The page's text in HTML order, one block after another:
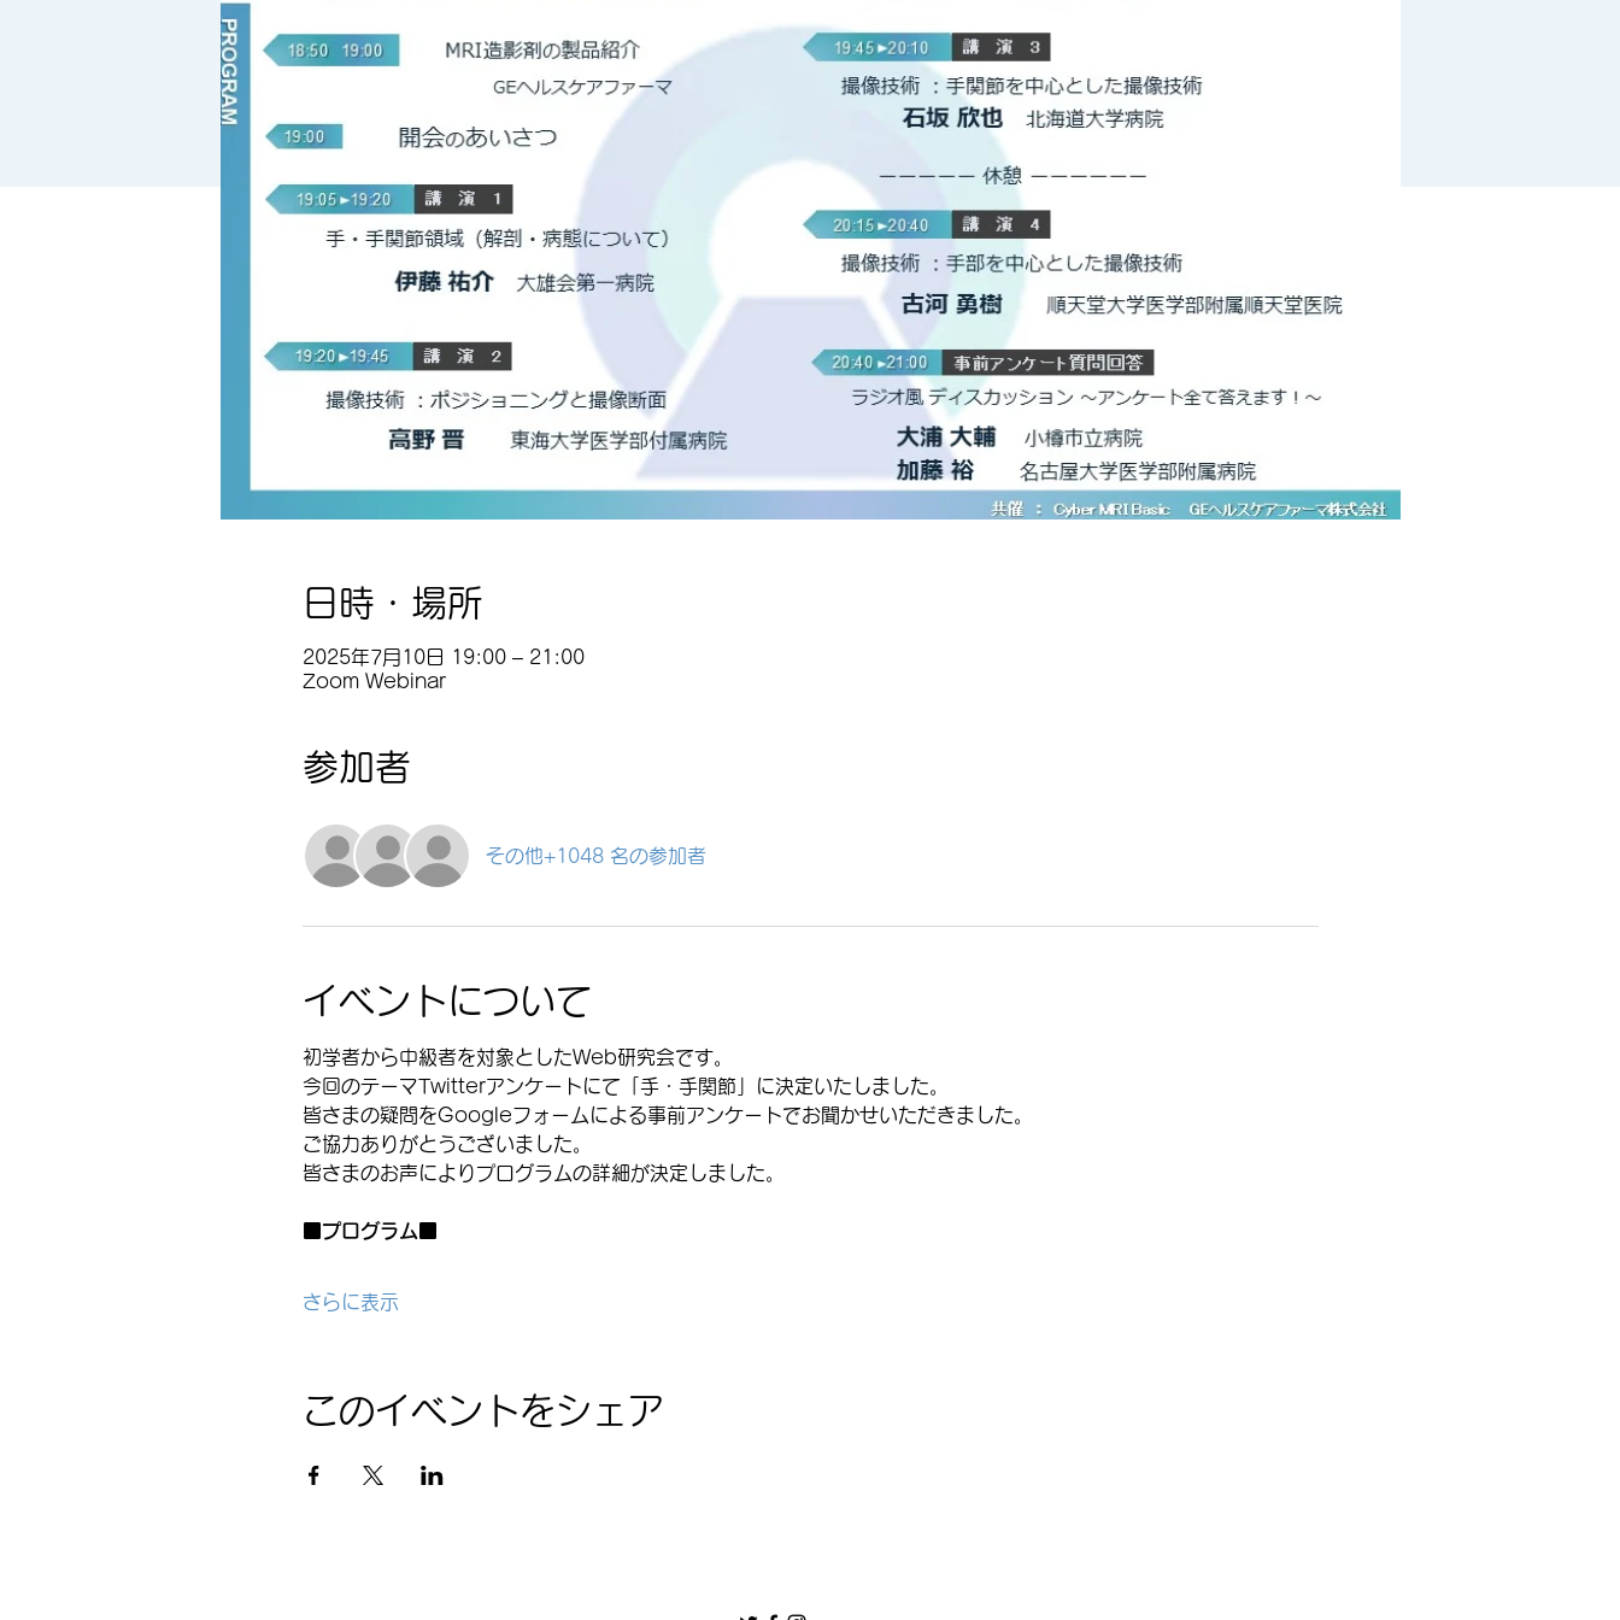
日時・場所
2025年7月10日 19:00 – 21:00
Zoom Webinar
参加者
その他+1048 名の参加者
イベントについて
初学者から中級者を対象としたWeb研究会です。
今回のテーマTwitterアンケートにて「手・手関節」に決定いたしました。
皆さまの疑問をGoogleフォームによる事前アンケートでお聞かせいただきました。
ご協力ありがとうございました。
皆さまのお声によりプログラムの詳細が決定しました。
■プログラム■
さらに表示
このイベントをシェア